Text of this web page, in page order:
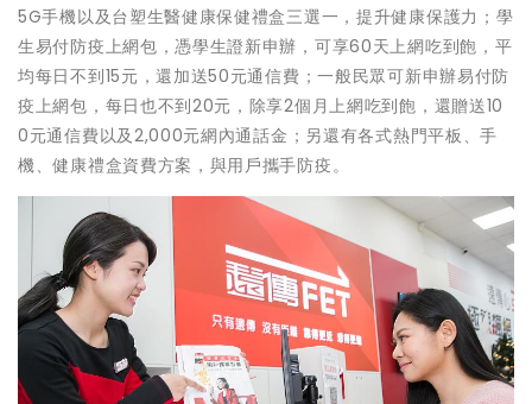
5G手機以及台塑生醫健康保健禮盒三選一，提升健康保護力；學
生易付防疫上網包，憑學生證新申辦，可享60天上網吃到飽，平
均每日不到15元，還加送50元通信費；一般民眾可新申辦易付防
疫上網包，每日也不到20元，除享2個月上網吃到飽，還贈送10
0元通信費以及2,000元網內通話金；另還有各式熱門平板、手
機、健康禮盒資費方案，與用戶攜手防疫。